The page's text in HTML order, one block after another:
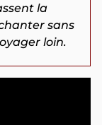
la
sans
loin.